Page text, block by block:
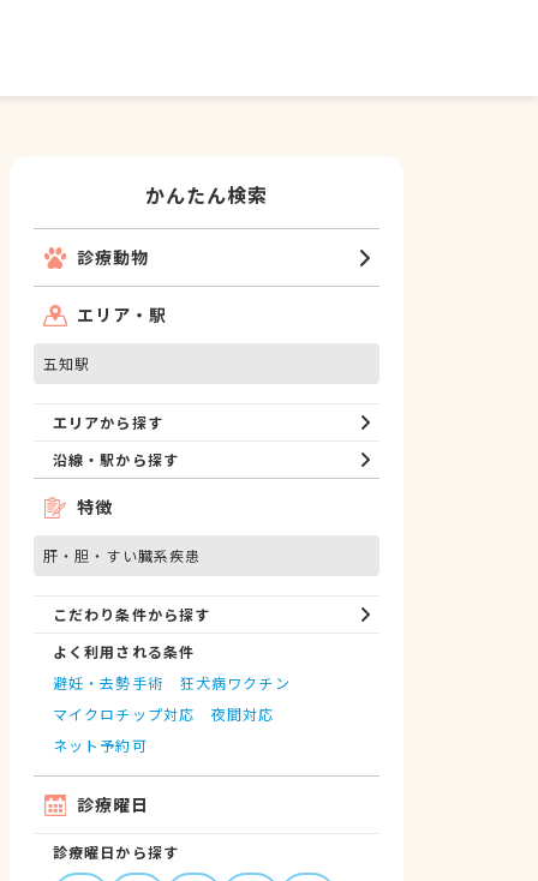
かんたん検索
診療動物
エリア・駅
五知駅
エリアから探す
沿線・駅から探す
特徴
肝・胆・すい臓系疾患
こだわり条件から探す
よく利用される条件
避妊・去勢手術
狂犬病ワクチン
マイクロチップ対応
夜間対応
ネット予約可
診療曜日
診療曜日から探す